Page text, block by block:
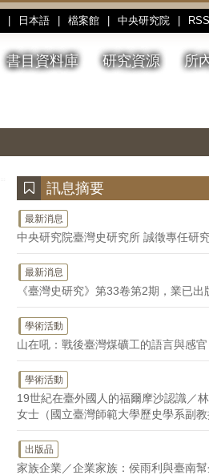
日本語 檔案館 中央研究院 RSS
書目資料庫 研究資源 所
停、
圖
訊息摘要
最新消息
中央研究院臺灣史研究所 誠徵專任研
最新消息
《臺灣史研究》第33卷第2期，業已出
學術活動
山在吼：戰後臺灣煤礦工的語言與感官
學術活動
19世紀在臺外國人的福爾摩沙認識／
女士（國立臺灣師範大學歷史學系副教
出版品
家族企業／企業家族：侯雨利與臺南